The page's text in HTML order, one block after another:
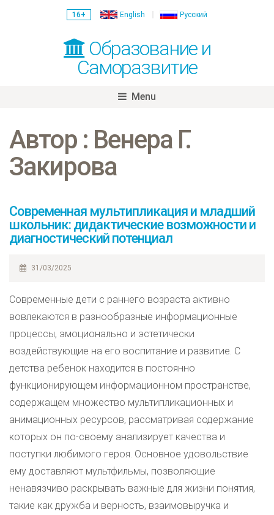
16+ English Русский
Образование и
Саморазвитие
Menu
content
Автор : Венера Г.
Закирова
Современная мультипликация и младший
школьник: дидактические возможности и
диагностический потенциал
31/03/2025
Современные дети с раннего возраста активно
вовлекаются в разнообразные информационные
процессы, эмоционально и эстетически
воздействующие на его воспитание и развитие. С
детства ребенок находится в постоянно
функционирующем информационном пространстве,
содержащем множество мультипликационных и
анимационных ресурсов, рассматривая содержание
которых он по-своему анализирует качества и
поступки любимого героя. Основное удовольствие
ему доставляют мультфильмы, позволяющие
ненавязчиво раскрывать важные для жизни понятия,
такие как дружба и верность, взаимовыручка и